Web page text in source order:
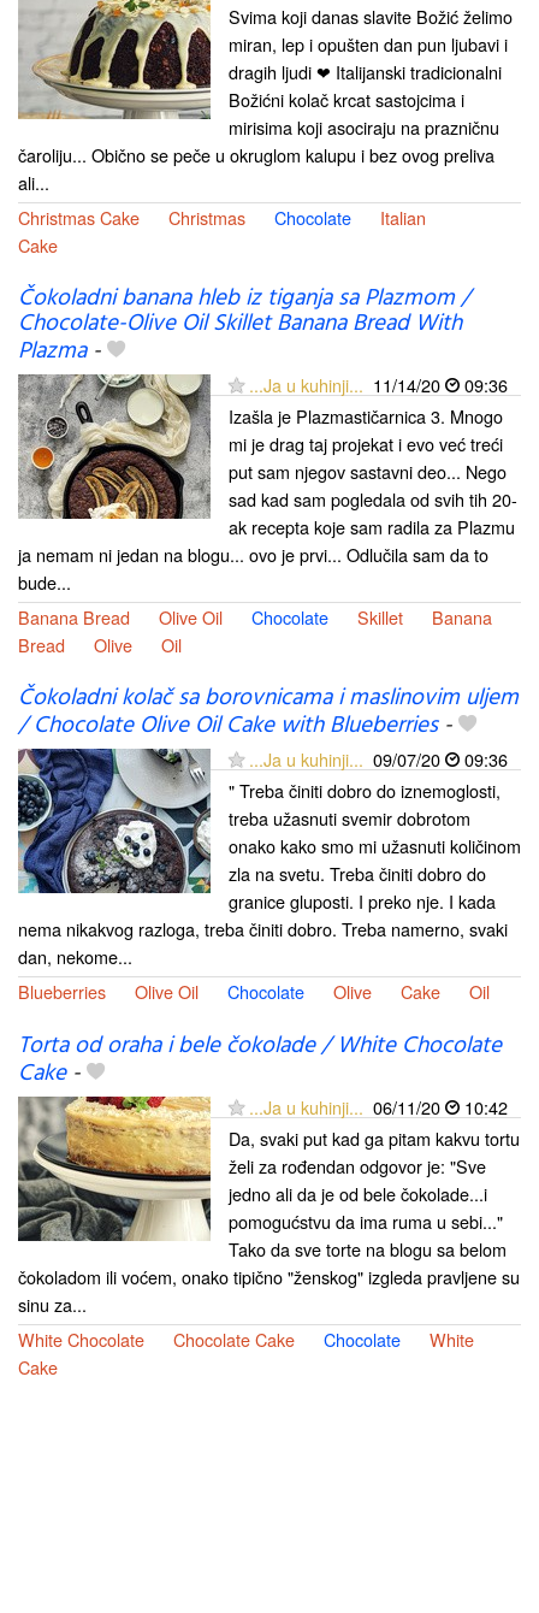
Svima koji danas slavite Božić želimo
miran, lep i opušten dan pun ljubavi i
dragih ljudi ❤ Italijanski tradicionalni
Božićni kolač krcat sastojcima i
mirisima koji asociraju na prazničnu
čaroliju... Obično se peče u okruglom kalupu i bez ovog preliva
ali...
Christmas Cake
Christmas Chocolate
Italian
Cake
Čokoladni banana hleb iz tiganja sa Plazmom /
Chocolate-Olive Oil Skillet Banana Bread With
Plazma-
...Ja u kuhinji... 11/14/20
09:36
Izašla je Plazmastičarnica 3. Mnogo
mi je drag taj projekat i evo već treći
put sam njegov sastavni deo... Nego
sad kad sam pogledala od svih tih 20-
ak recepta koje sam radila za Plazmu
ja nemam ni jedan na blogu... ovo je prvi... Odlučila sam da to
bude...
Banana Bread
Olive Oil Chocolate Skillet
Banana
Bread
Olive Oil
Čokoladni kolač sa borovnicama i maslinovim uljem
/ Chocolate Olive Oil Cake with Blueberries-
...Ja u kuhinji... 09/07/20
09:36
" Treba činiti dobro do iznemoglosti,
treba užasnuti svemir dobrotom
onako kako smo mi užasnuti količinom
zla na svetu. Treba činiti dobro do
granice gluposti. I preko nje. I kada
nema nikakvog razloga, treba činiti dobro. Treba namerno, svaki
dan, nekome...
Blueberries
Olive Oil Chocolate Olive Cake Oil
Torta od oraha i bele čokolade / White Chocolate
Cake-
...Ja u kuhinji... 06/11/20
10:42
Da, svaki put kad ga pitam kakvu tortu
želi za rođendan odgovor je: "Sve
jedno ali da je od bele čokolade...i
pomogućstvu da ima ruma u sebi..."
Tako da sve torte na blogu sa belom
čokoladom ili voćem, onako tipično "ženskog" izgleda pravljene su
sinu za...
White Chocolate
Chocolate Cake Chocolate
White
Cake